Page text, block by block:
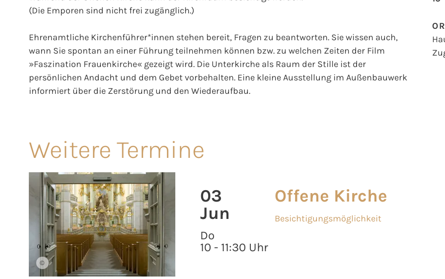
(Die Emporen sind nicht frei zugänglich.)
Ehrenamtliche Kirchenführer*innen stehen bereit, Fragen zu beantworten. Sie wissen auch,
wann Sie spontan an einer Führung teilnehmen können bzw. zu welchen Zeiten der Film
»Faszination Frauenkirche« gezeigt wird. Die Unterkirche als Raum der Stille ist der
persönlichen Andacht und dem Gebet vorbehalten. Eine kleine Ausstellung im Außenbauwerk
informiert über die Zerstörung und den Wiederaufbau.
Weitere Termine
©
03
Jun
Do
10 - 11:30 Uhr
Offene Kirche
Besichtigungsmöglichkeit